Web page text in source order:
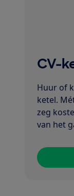
CV-
Huur of
ketel.
zeg
van het